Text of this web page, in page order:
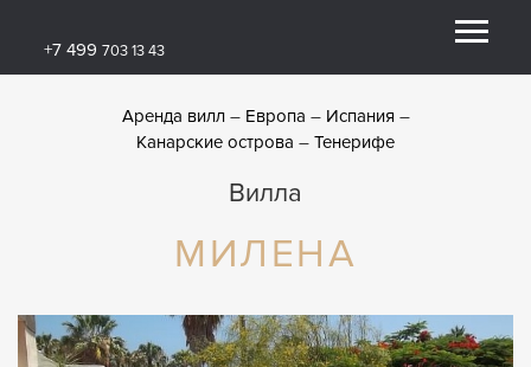
+7 499 703 13 43
Аренда вилл Европа
Испания
Канарские острова
Тенерифе
Вилла
МИЛЕНА